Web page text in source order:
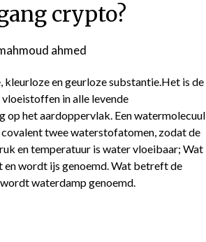
crypto?
ahmed
kleurloze en geurloze substantie.Het is de
vloeistoffen in alle levende
op het aardoppervlak. Een watermolecuul
twee waterstofatomen, zodat de
en temperatuur is water vloeibaar; Wat
wordt ijs genoemd. Wat betreft de
waterdamp genoemd.